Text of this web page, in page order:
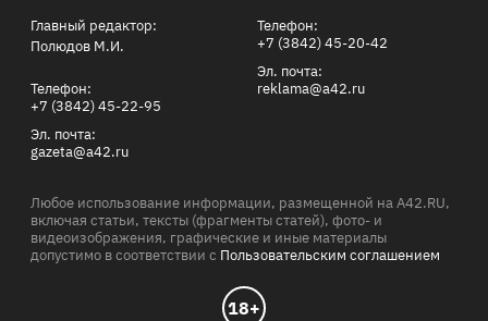
Главный редактор:
Полюдов М.И.
Телефон:
+7 (3842) 45-22-95
Эл. почта:
gazeta@a42.ru
Телефон:
+7 (3842) 45-20-42
Эл. почта:
reklama@a42.ru
Любое использование информации, размещенной на A42.RU,
включая статьи, тексты (фрагменты статей), фото- и
видеоизображения, графические и иные материалы
допустимо в соответствии с Пользовательским соглашением
18+